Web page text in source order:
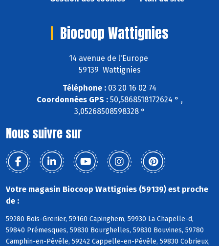
Biocoop Wattignies
14 avenue de l'Europe
59139 Wattignies
Téléphone : 03 20 16 02 74
Coordonnées GPS :50,5868518172624 ° ,
3,05268508598328 °
Nous suivre sur
Votre magasin Biocoop Wattignies (59139) est proche
de :
59280 Bois-Grenier, 59160 Capinghem, 59930 La Chapelle-d,
59840 Prémesques, 59830 Bourghelles, 59830 Bouvines, 59780
Camphin-en-Pévèle, 59242 Cappelle-en-Pévèle, 59830 Cobrieux,